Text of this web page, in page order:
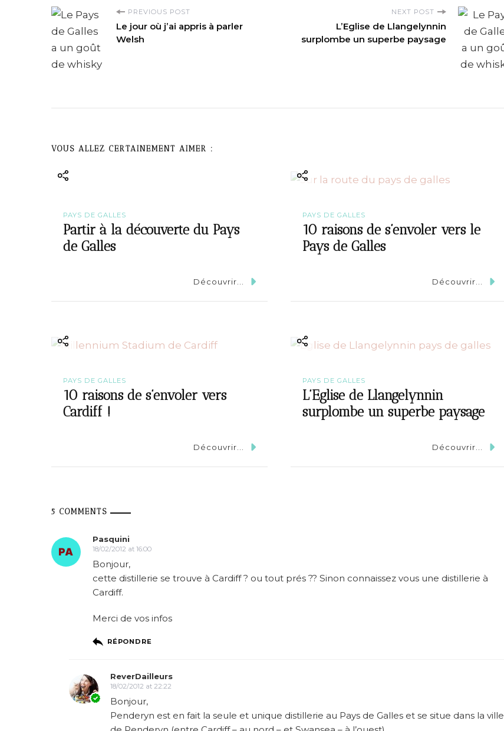
P
o
s
t
a
v
o
n
PREVIOUS POST
Le jour où j’ai appris à parler
Welsh
NEXT POST
L’Eglise de Llangelynnin
surplombe un superbe paysage
VOUS ALLEZ CERTAINEMENT AIMER :
PAYS DE GALLES
Partir à la découverte du Pays
de Galles
Découvrir...
PAYS DE GALLES
10 raisons de s’envoler vers le
Pays de Galles
Découvrir...
PAYS DE GALLES
10 raisons de s’envoler vers
Cardiff !
Découvrir...
PAYS DE GALLES
L’Eglise de Llangelynnin
surplombe un superbe paysage
Découvrir...
5 COMMENTS
Pasquini
18/02/2012 at 16:00
Bonjour,
cette distillerie se trouve à Cardiff ? ou tout prés ?? Sinon connaissez vous une distillerie à
Cardiff.
Merci de vos infos
RÉPONDRE
ReverDailleurs
18/02/2012 at 22:22
Bonjour,
Penderyn est en fait la seule et unique distillerie au Pays de Galles et se situe dans la ville